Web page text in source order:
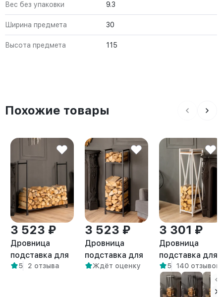
Вес без упаковки 9.3
Ширина предмета 30
Высота предмета 115
Похожие товары
3 523 ₽
Дровница
подставка для
дров лофт
5 2 отзыва
3 523 ₽
Дровница
подставка для
дров лофт
Ждёт оценку
3 301 ₽
Дровница
подставка для
дров с полкой
лофт Тонто
белый/
5 140 отзывов